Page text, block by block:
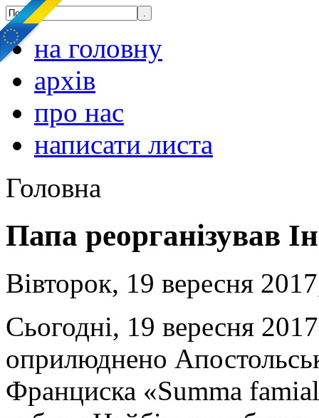
на головну
архів
про нас
написати листа
Головна
Папа реорганізував
Вівторок, 19 вересня
Сьогодні, 19 вересня
оприлюднено
Франциска «Summa